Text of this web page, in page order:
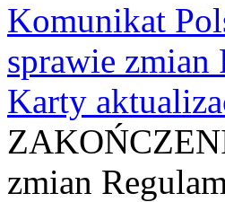
Komunikat
sprawie
Karty
zmian